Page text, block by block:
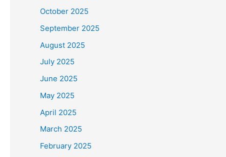
October 2025
September 2025
August 2025
July 2025
June 2025
May 2025
April 2025
March 2025
February 2025